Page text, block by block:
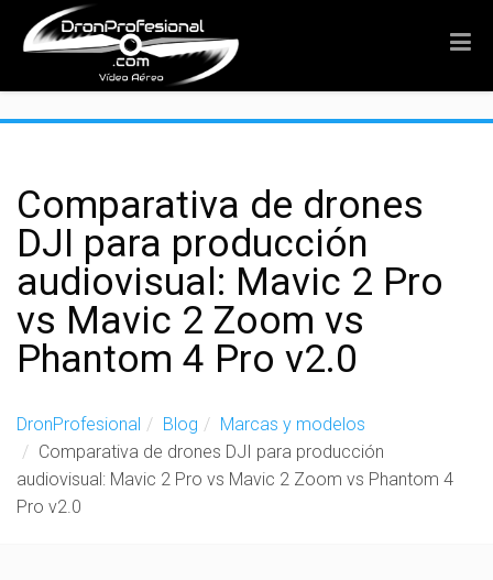
Comparativa de drones
DJI para producción
audiovisual: Mavic 2 Pro
vs Mavic 2 Zoom vs
Phantom 4 Pro v2.0
DronProfesional Blog
Marcas y modelos
Comparativa de drones DJI para producción
audiovisual: Mavic 2 Pro vs Mavic 2 Zoom vs Phantom 4
Pro v2.0